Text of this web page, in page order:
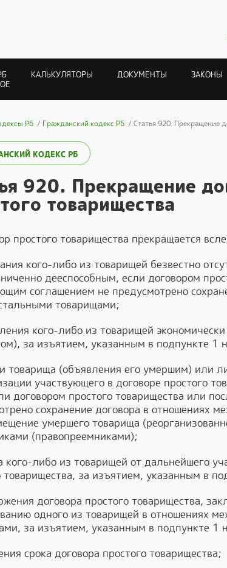
КАЛЬКУЛЯТОРЫ ДОКУМЕНТЫ ЗАКОНЫ
РБ Гражданский кодекс РБ Статья 920. Прекращение
КОДЕКС РБ
920. Прекращение
товарищества
простого товарищества прекращается
кого-либо из товарищей безвестно
дееспособным, если договором
соглашением не предусмотрено
товарищами;
кого-либо из товарищей
за изъятием, указанным в подпункте 1
товарища (объявления его умершим) или
участвующего в договоре простого
договором простого товарищества или
сохранение договора в отношениях
умершего товарища
(правопреемниками);
кого-либо из товарищей от дальнейшего
товарищества, за изъятием, указанным в
договора простого товарищества,
одного из товарищей в отношениях
за изъятием, указанным в подпункте 1
срока договора простого товарищества;